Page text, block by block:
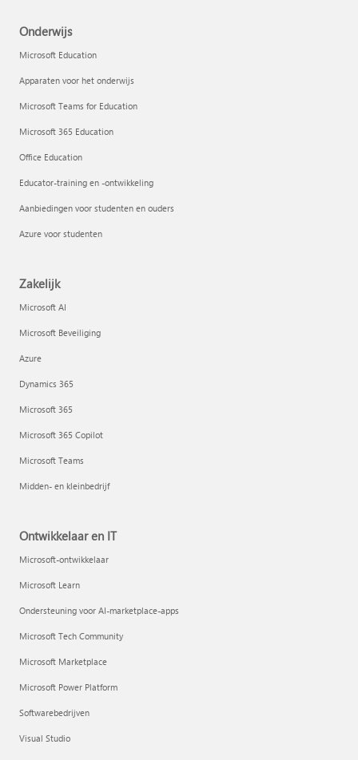
Onderwijs
Microsoft Education
Apparaten voor het onderwijs
Microsoft Teams for Education
Microsoft 365 Education
Office Education
Educator-training en -ontwikkeling
Aanbiedingen voor studenten en ouders
Azure voor studenten
Zakelijk
Microsoft AI
Microsoft Beveiliging
Azure
Dynamics 365
Microsoft 365
Microsoft 365 Copilot
Microsoft Teams
Midden- en kleinbedrijf
Ontwikkelaar en IT
Microsoft-ontwikkelaar
Microsoft Learn
Ondersteuning voor AI-marketplace-apps
Microsoft Tech Community
Microsoft Marketplace
Microsoft Power Platform
Softwarebedrijven
Visual Studio